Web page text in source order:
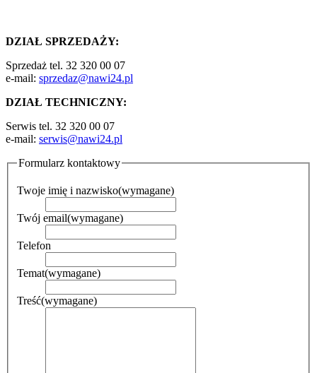
DZIAŁ SPRZEDAŻY:
Sprzedaż tel. 32 320 00 07
e-mail: sprzedaz@nawi24.pl
DZIAŁ TECHNICZNY:
Serwis tel. 32 320 00 07
e-mail: serwis@nawi24.pl
Formularz kontaktowy
Twoje imię i nazwisko(wymagane)
Twój email(wymagane)
Telefon
Temat(wymagane)
Treść(wymagane)